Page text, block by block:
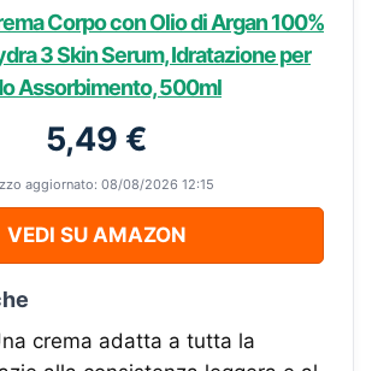
Corpo con Olio di Argan 100%
3 Skin Serum, Idratazione per
Assorbimento, 500ml
5,49 €
aggiornato: 08/08/2026 12:15
VEDI SU AMAZON
crema adatta a tutta la